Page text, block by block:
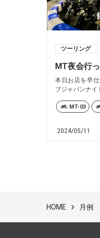
ツーリング
MT夜会行
本日お店を早
ブジャパンナイ
MT-03
2024/05/11
HOME 月例